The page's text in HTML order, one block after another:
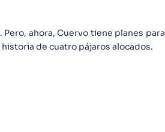
ahora, Cuervo tiene planes para
de cuatro pájaros alocados.